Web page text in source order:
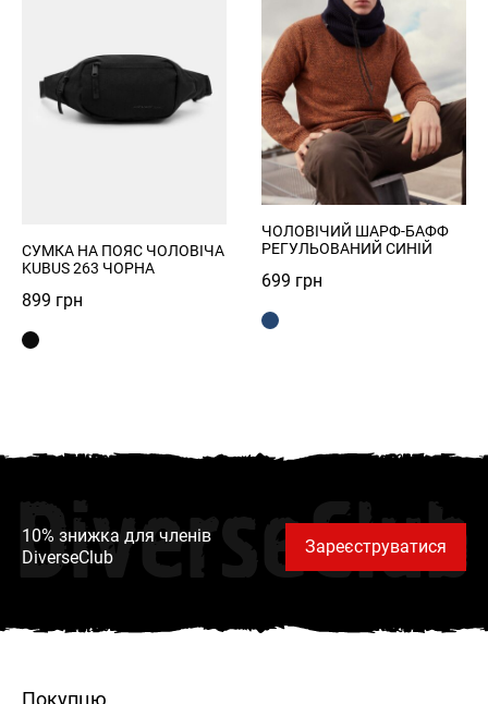
СУМКА НА ПОЯС ЧОЛОВІЧА
KUBUS 263 ЧОРНА
899 грн
ЧОЛОВІЧИЙ ШАРФ-БАФФ
РЕГУЛЬОВАНИЙ СИНІЙ
699 грн
10% знижка для членів
DiverseClub
DiverseClub
Зареєструватися